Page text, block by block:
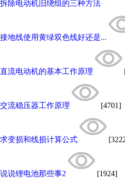
拆除电动机旧绕组的三种方法
接地线使用黄绿双色线好还是...
直流电动机的基本工作原理
交流稳压器工作原理 [4701]
求变损和线损计算公式
说说锂电池那些事2 [1924]